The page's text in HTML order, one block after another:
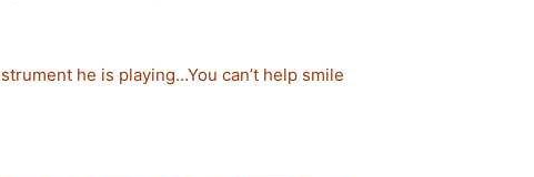
he is playing…You can’t help smile